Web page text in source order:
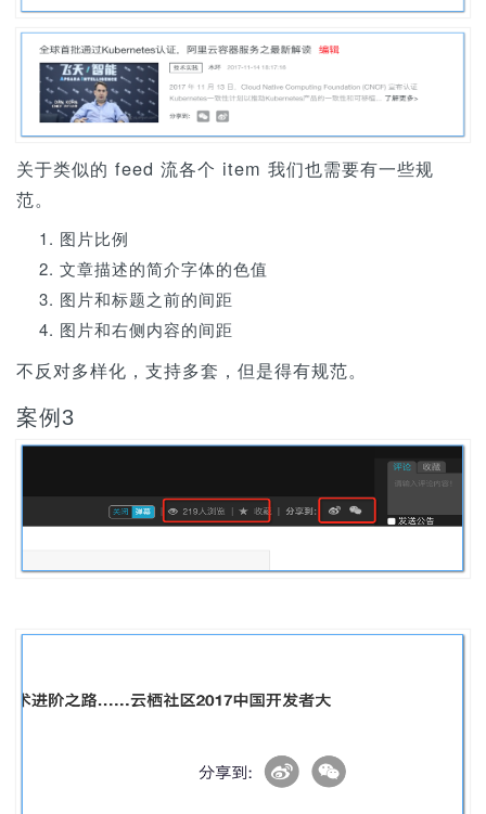
关于类似的 feed 流各个 item 我们也需要有一些规
范。
图片比例
文章描述的简介字体的色值
图片和标题之前的间距
图片和右侧内容的间距
不反对多样化，支持多套，但是得有规范。
案例3